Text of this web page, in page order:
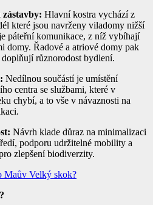
Hlavní kostra vychází z
které jsou navrženy viladomy nižší
páteřní komunikace, z níž vybíhají
domy. Řadové a atriové domy pak
různorodost bydlení.
Nedílnou součástí je umístění
centra se službami, které v
chybí, a to vše v návaznosti na
Návrh klade důraz na minimalizaci
podporu udržitelné mobility a
zlepšení biodiverzity.
Maův Velký skok?